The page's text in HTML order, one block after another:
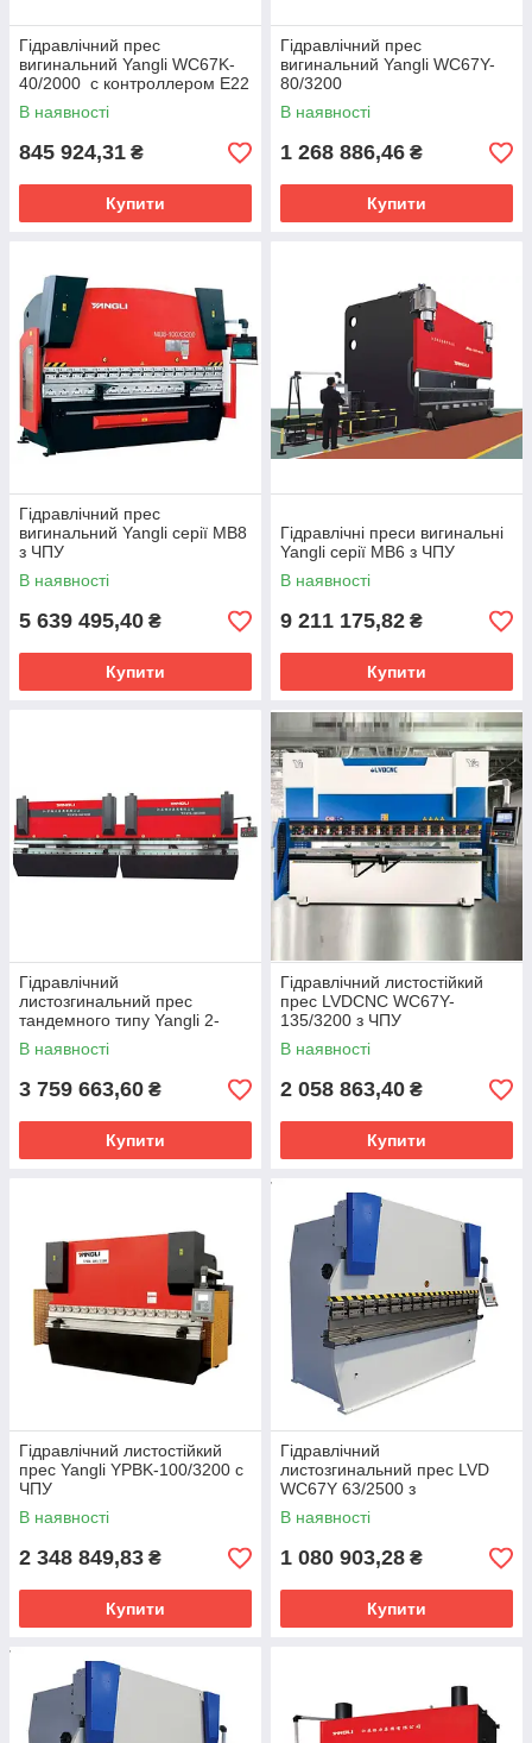
Гідравлічний прес
вигинальний Yangli WC67K-
40/2000 с контроллером E22
В наявності
845 924,31 ₴
Купити
Гідравлічний прес
вигинальний Yangli WC67Y-
80/3200
В наявності
1 268 886,46 ₴
Купити
Гідравлічний прес
вигинальний Yangli серії MB8
з ЧПУ
В наявності
5 639 495,40 ₴
Купити
Гідравлічні преси вигинальні
Yangli серії MB6 з ЧПУ
В наявності
9 211 175,82 ₴
Купити
Гідравлічний
листозгинальний прес
тандемного типу Yangli 2-
WC67K з ЧПУ
В наявності
3 759 663,60 ₴
Купити
Гідравлічний листостійкий
прес LVDCNC WC67Y-
135/3200 з ЧПУ
В наявності
2 058 863,40 ₴
Купити
Гідравлічний листостійкий
прес Yangli YPBK-100/3200 с
ЧПУ
В наявності
2 348 849,83 ₴
Купити
Гідравлічний
листозгинальний прес LVD
WC67Y 63/2500 з
контролером E22
В наявності
1 080 903,28 ₴
Купити